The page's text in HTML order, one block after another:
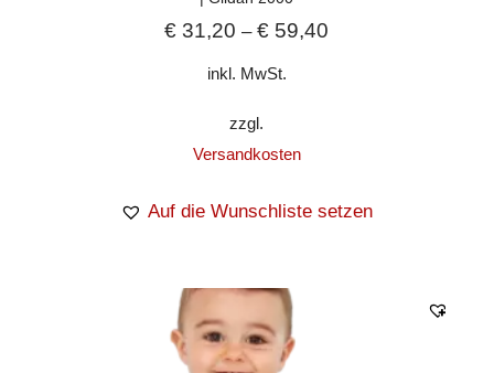
€ 31,20 –€ 59,40
inkl. MwSt.
zzgl.
Versandkosten
Auf die Wunschliste setzen